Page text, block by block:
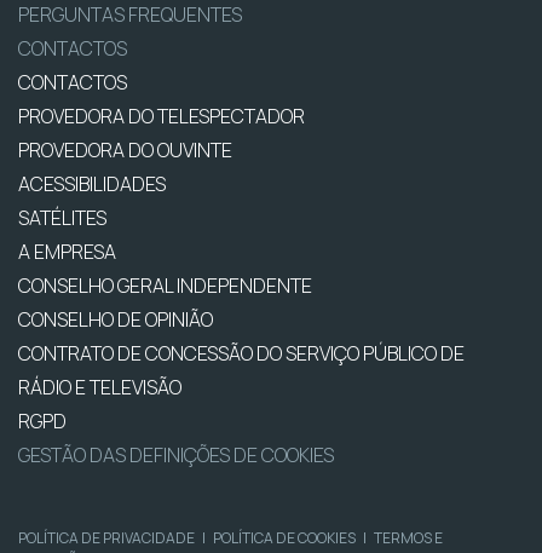
PERGUNTAS FREQUENTES
CONTACTOS
CONTACTOS
PROVEDORA DO TELESPECTADOR
PROVEDORA DO OUVINTE
ACESSIBILIDADES
SATÉLITES
A EMPRESA
CONSELHO GERAL INDEPENDENTE
CONSELHO DE OPINIÃO
CONTRATO DE CONCESSÃO DO SERVIÇO PÚBLICO DE
RÁDIO E TELEVISÃO
RGPD
GESTÃO DAS DEFINIÇÕES DE COOKIES
POLÍTICA DE PRIVACIDADE | POLÍTICA DE COOKIES | TERMOS E